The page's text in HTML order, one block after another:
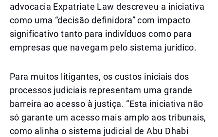
advocacia Expatriate Law descreveu a iniciativa
como uma “decisão definidora” com impacto
significativo tanto para indivíduos como para
empresas que navegam pelo sistema jurídico.
Para muitos litigantes, os custos iniciais dos
processos judiciais representam uma grande
barreira ao acesso à justiça. “Esta iniciativa não
só garante um acesso mais amplo aos tribunais,
como alinha o sistema judicial de Abu Dhabi